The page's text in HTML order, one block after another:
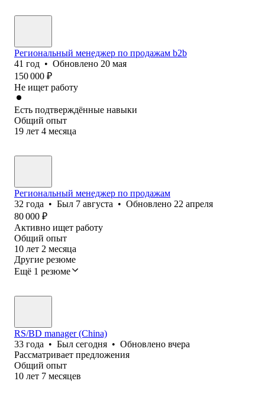
Региональный менеджер по продажам b2b
41 год • Обновлено 20 мая
150 000 ₽
Не ищет работу
Есть подтверждённые навыки
Общий опыт
19 лет 4 месяца
Региональный менеджер по продажам
32 года • Был 7 августа • Обновлено 22 апреля
80 000 ₽
Активно ищет работу
Общий опыт
10 лет 2 месяца
Другие резюме
Ещё 1 резюме
RS/BD manager (China)
33 года • Был сегодня • Обновлено вчера
Рассматривает предложения
Общий опыт
10 лет 7 месяцев